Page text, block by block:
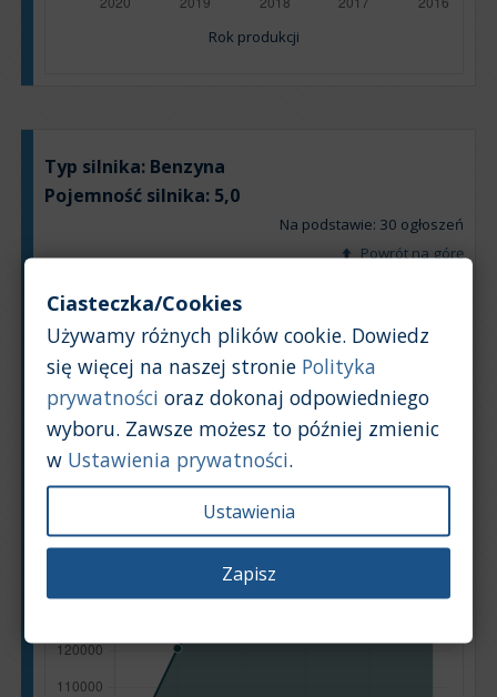
Rok produkcji
Typ silnika: Benzyna
Pojemność silnika: 5,0
Na podstawie: 30 ogłoszeń
Powrót na górę
Wykres Tabela
Średnia wartość rynkowa samochodu [PLN]
Ciasteczka/Cookies
Używamy różnych plików cookie. Dowiedz
się więcej na naszej stronie Polityka
prywatności oraz dokonaj odpowiedniego
wyboru. Zawsze możesz to później zmienic
w Ustawienia prywatności.
Ustawienia
Zapisz